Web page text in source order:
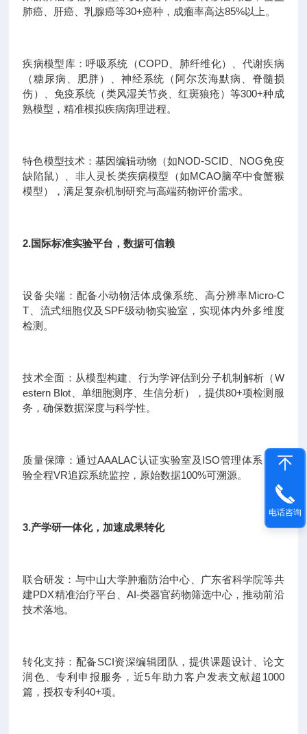
肺癌、肝癌、乳腺癌等30+癌种，成瘤率高达85%以上。
疾病模型库：呼吸系统（COPD、肺纤维化）、代谢疾病
（糖尿病、肥胖）、神经系统（阿尔茨海默病、脊髓损
伤）、免疫系统（类风湿关节炎、红斑狼疮）等300+种成
熟模型，精准模拟疾病病理进程。
特色模型技术：基因编辑动物（如NOD-SCID、NOG免疫
缺陷鼠）、非人灵长类疾病模型（如MCAO脑卒中食蟹猴
模型），满足复杂机制研究与高端药物评价需求。
2.国际标准实验平台，数据可信赖
设备尖端：配备小动物活体成像系统、高分辨率Micro-C
T、流式细胞仪及SPF级动物实验室，实现体内外多维度
检测。
技术全面：从模型构建、行为学评估到分子机制解析（W
estern Blot、单细胞测序、生信分析），提供80+项检测服
务，确保数据深度与科学性。
质量保障：通过AAALAC认证实验室及ISO管理体系，实
验全程VR追踪系统监控，原始数据100%可溯源。
3.产学研一体化，加速成果转化
联合研发：与中山大学肿瘤防治中心、广东省科学院等共
建PDX精准治疗平台、AI-类器官药物筛选中心，推动前沿
技术落地。
转化支持：配备SCI资深编辑团队，提供课题设计、论文
润色、专利申报服务，近5年助力客户发表文献超1000
篇，授权专利40+项。
电话咨询